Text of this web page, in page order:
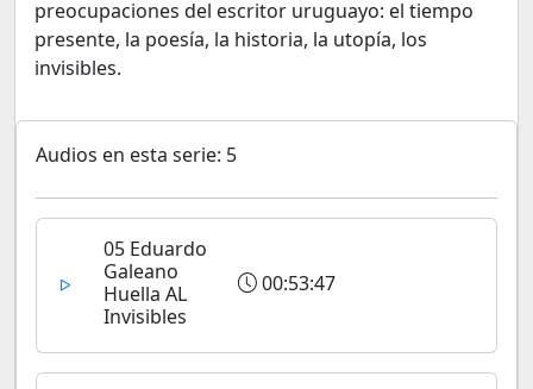
preocupaciones del escritor uruguayo: el tiempo
presente, la poesía, la historia, la utopía, los
invisibles.
Audios en esta serie: 5
05 Eduardo
Galeano
Huella AL
Invisibles
00:53:47